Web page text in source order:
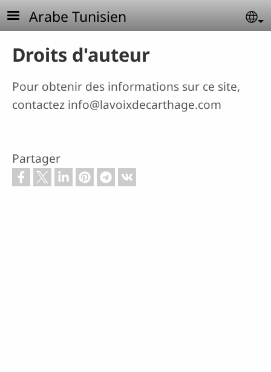
Aller au contenu principal
Arabe Tunisien
Droits d'auteur
Pour obtenir des informations sur ce site,
contactez info@lavoixdecarthage.com
Partager